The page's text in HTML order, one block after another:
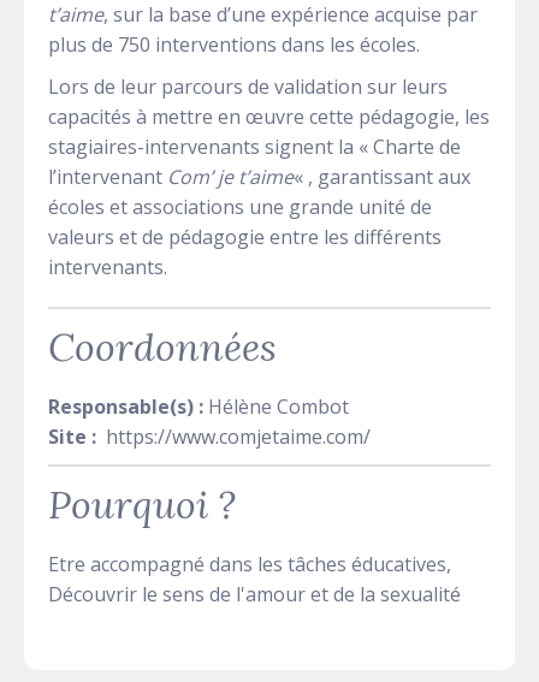
t’aime, sur la base d’une expérience acquise par
plus de 750 interventions dans les écoles.
Lors de leur parcours de validation sur leurs
capacités à mettre en œuvre cette pédagogie, les
stagiaires-intervenants signent la « Charte de
l’intervenant Com’ je t’aime« , garantissant aux
écoles et associations une grande unité de
valeurs et de pédagogie entre les différents
intervenants.
Coordonnées
Responsable(s) : Hélène Combot
Site : https://www.comjetaime.com/
Pourquoi ?
Etre accompagné dans les tâches éducatives,
Découvrir le sens de l'amour et de la sexualité